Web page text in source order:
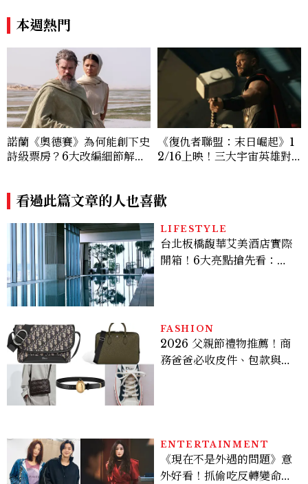
u髮箍未開賣先爆紅！
本週熱門
諾蘭《奧德賽》為何能創下史
詩級票房？6大改編細節解
德修斯
《復仇者聯盟：末日崛起》1
2/16上映！三大宇宙英雄對
看過此篇文章的人也喜歡
LIFESTYLE
台北板橋馥華艾美酒店實際
開箱！6大亮點搶先看：新
FASHION
2026 父親節禮物推薦！商
務爸爸必收皮件、包款與鞋
ENTERTAINMENT
《現在不是外遇的問題》意
外好看！抓偷吃反轉變命